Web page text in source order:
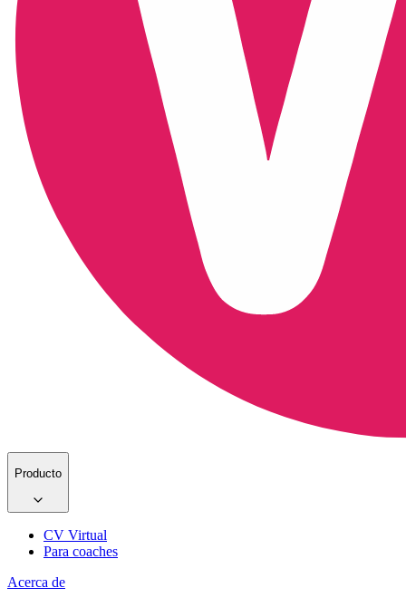
Producto
CV Virtual
Para coaches
Acerca de